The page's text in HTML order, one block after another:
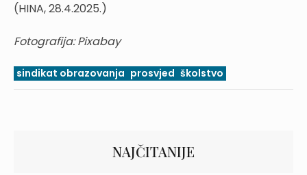
(HINA, 28.4.2025.)
Fotografija: Pixabay
sindikat obrazovanja prosvjed školstvo
NAJČITANIJE